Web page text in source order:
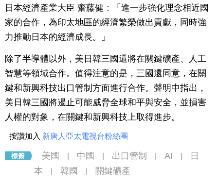
日本經濟產業大臣 齋藤健：「進一步強化理念相近國
家的合作，為印太地區的經濟繁榮做出貢獻，同時強
力推動日本的經濟成長。」
除了半導體以外，美日韓三國還將在關鍵礦產、人工
智慧等領域合作。值得注意的是，三國還同意，在關
鍵和新興科技出口管制方面進行合作。聲明中指出，
美日韓三國將遏止可能威脅全球和平與安全，並損害
人權的對象，在關鍵和新興科技上取得進步。
按讚加入 新唐人亞太電視台粉絲團
美國 中國 出口管制 AI
日
本
韓國 關鍵礦產